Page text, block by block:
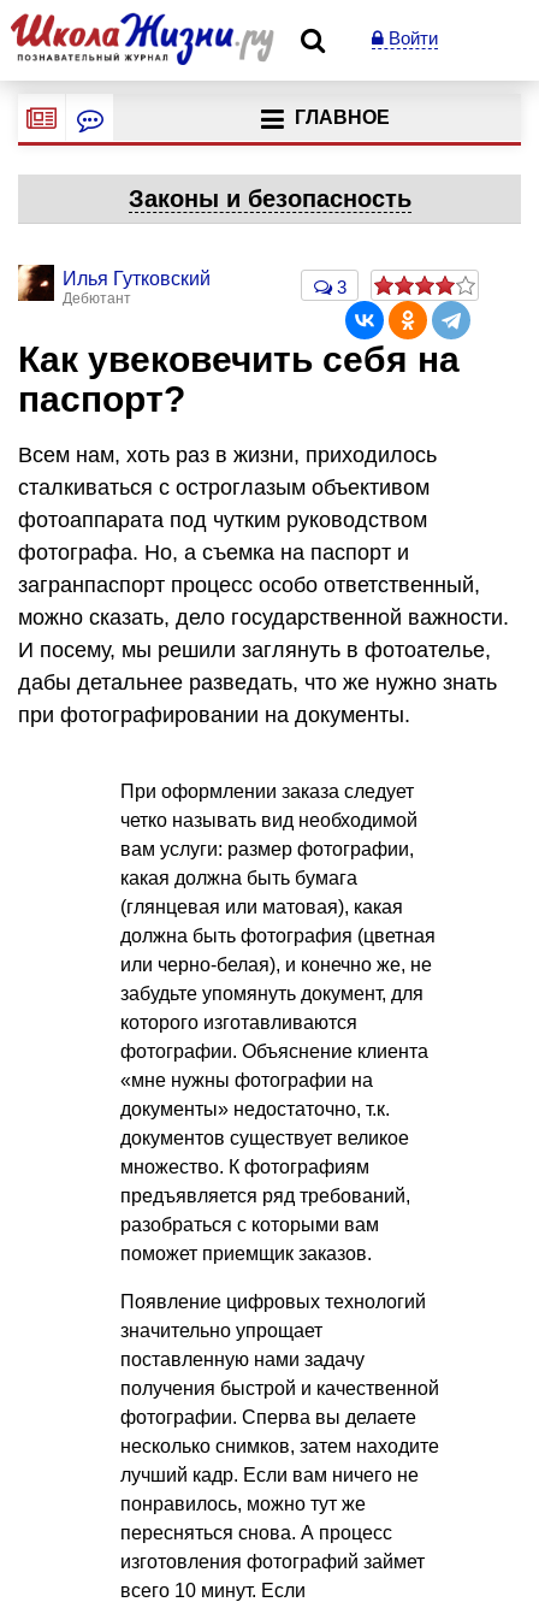
Войти
ГЛАВНОЕ
Законы и безопасность
Илья Гутковский
Дебютант
3
Как увековечить себя на
паспорт?
Всем нам, хоть раз в жизни, приходилось
сталкиваться с остроглазым объективом
фотоаппарата под чутким руководством
фотографа. Но, а съемка на паспорт и
загранпаспорт процесс особо ответственный,
можно сказать, дело государственной важности.
И посему, мы решили заглянуть в фотоателье,
дабы детальнее разведать, что же нужно знать
при фотографировании на документы.
При оформлении заказа следует
четко называть вид необходимой
вам услуги: размер фотографии,
какая должна быть бумага
(глянцевая или матовая), какая
должна быть фотография (цветная
или черно-белая), и конечно же, не
забудьте упомянуть документ, для
которого изготавливаются
фотографии. Объяснение клиента
«мне нужны фотографии на
документы» недостаточно, т.к.
документов существует великое
множество. К фотографиям
предъявляется ряд требований,
разобраться с которыми вам
поможет приемщик заказов.
Появление цифровых технологий
значительно упрощает
поставленную нами задачу
получения быстрой и качественной
фотографии. Сперва вы делаете
несколько снимков, затем находите
лучший кадр. Если вам ничего не
понравилось, можно тут же
пересняться снова. А процесс
изготовления фотографий займет
всего 10 минут. Если